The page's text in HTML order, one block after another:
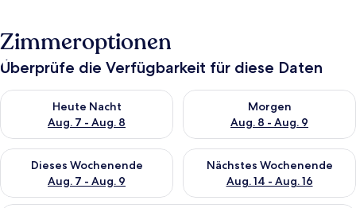
Zimmeroptionen
Überprüfe die Verfügbarkeit für diese Daten
Heute Nacht
Aug. 7 - Aug. 8
Überprüfe die Verfügbarkeit für heute Nacht, Aug. 7 - Aug. 8.
Morgen
Aug. 8 - Aug. 9
Überprüfe die Verfügbarkeit
Dieses Wochenende
Aug. 7 - Aug. 9
Überprüfe die Verfügbarkeit für dieses Wochenende, Aug. 7
Nächstes Wochenende
Aug. 14 - Aug. 16
Überprüfe die Verfügbarkeit